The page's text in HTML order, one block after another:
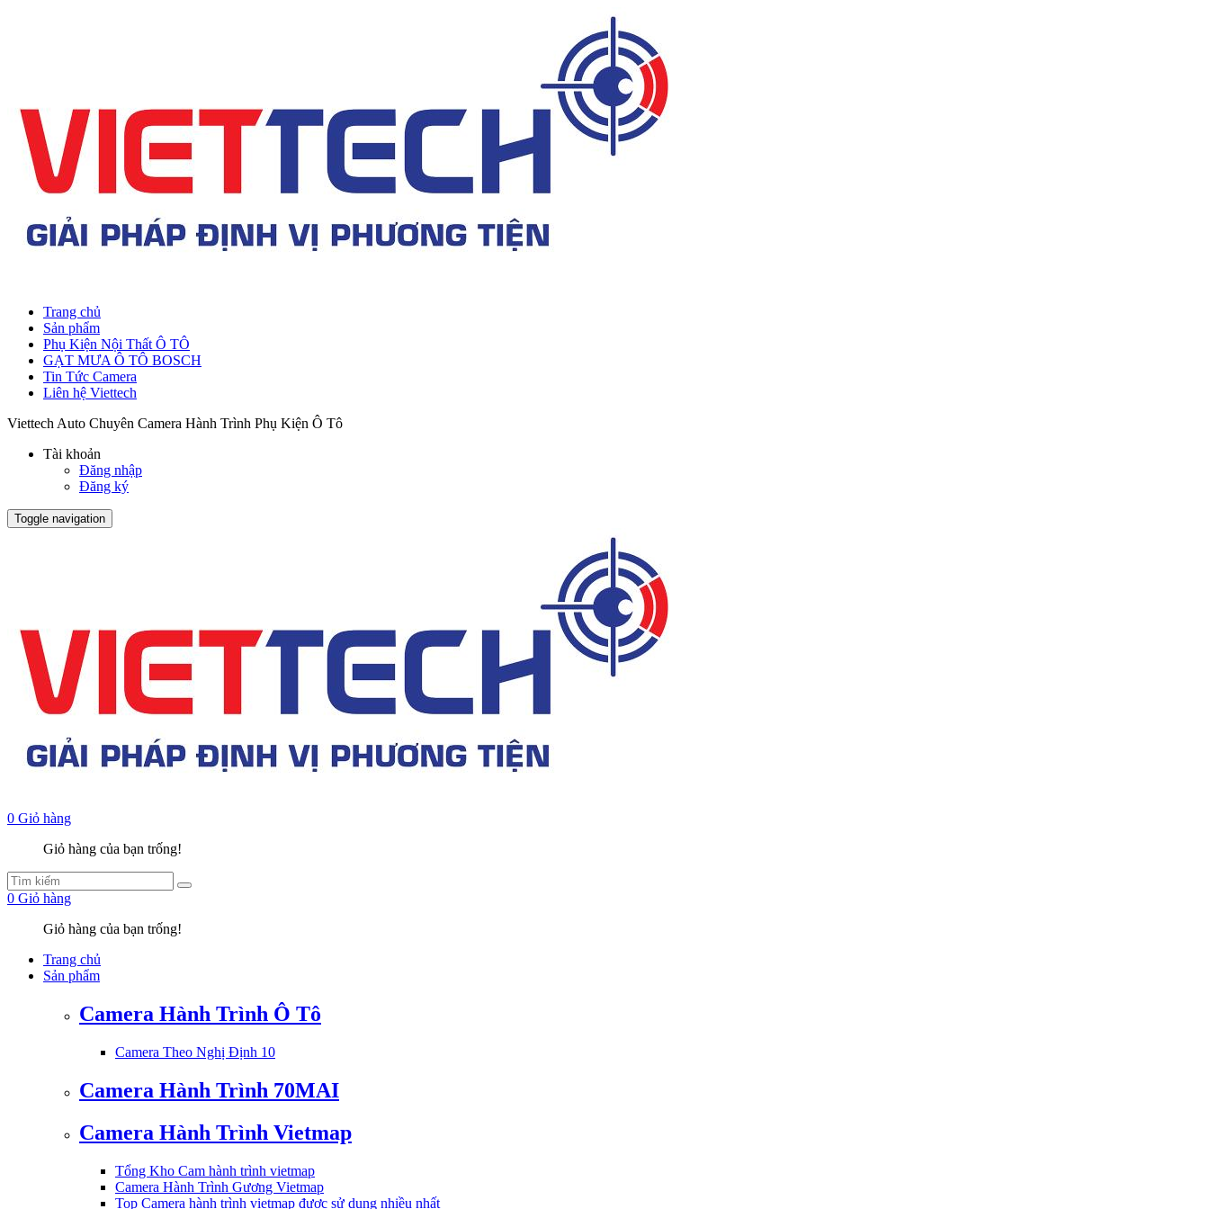
Trang chủ
Sản phẩm
Phụ Kiện Nội Thất Ô TÔ
GẠT MƯA Ô TÔ BOSCH
Tin Tức Camera
Liên hệ Viettech
Viettech Auto Chuyên Camera Hành Trình Phụ Kiện Ô Tô
Tài khoản
Đăng nhập
Đăng ký
Toggle navigation
0 Giỏ hàng
Giỏ hàng của bạn trống!
0 Giỏ hàng
Giỏ hàng của bạn trống!
Trang chủ
Sản phẩm
Camera Hành Trình Ô Tô
Camera Theo Nghị Định 10
Camera Hành Trình 70MAI
Camera Hành Trình Vietmap
Tổng Kho Cam hành trình vietmap
Camera Hành Trình Gương Vietmap
Top Camera hành trình vietmap được sử dụng nhiều nhất